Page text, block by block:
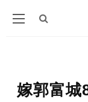
嫁郭富城